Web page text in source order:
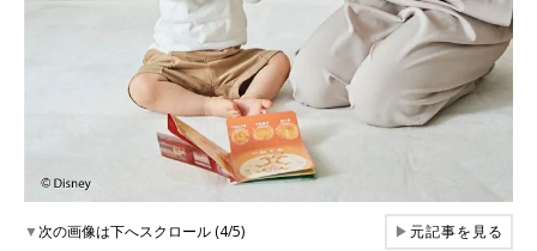
▼次の画像は下へスクロール (4/5) ▶元記事を見る